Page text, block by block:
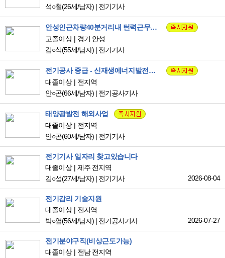
석○철(26세/남자) | 전기기사
안성인근차량40분거리내 턴력근무원함(주3일)
고졸이상
경기 안성
김○식(55세/남자) | 전기기사
전기공사 중급 - 신재생에너지발전기사, 정보처리기사, 품질,공정관리기사, 환경기능사 입니다.
대졸이상
전지역
안○곤(66세/남자) | 전기공사기사
태양광발전 해외사업
대졸이상
전지역
안○곤(60세/남자) | 전기기사
전기기사 일자리 찾고있습니다
대졸이상
제주 전지역
김○섭(27세/남자) | 전기기사 2026-08-04
전기감리 기술지원
대졸이상
전지역
박○엽(56세/남자) | 전기공사기사 2026-07-27
전기분야구직(비상근도가능)
대졸이상
전남 전지역